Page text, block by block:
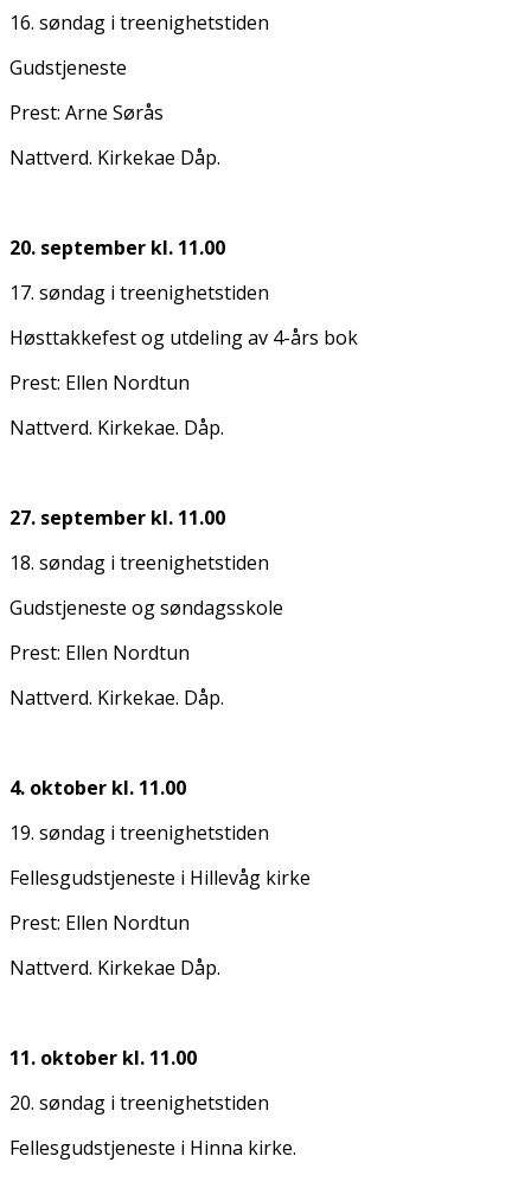
16. søndag i treenighetstiden
Gudstjeneste
Prest: Arne Sørås
Nattverd. Kirkekaffe Dåp.
20. september kl. 11.00
17. søndag i treenighetstiden
Høsttakkefest og utdeling av 4-års bok
Prest: Ellen Nordtun
Nattverd. Kirkekaffe. Dåp.
27. september kl. 11.00
18. søndag i treenighetstiden
Gudstjeneste og søndagsskole
Prest: Ellen Nordtun
Nattverd. Kirkekaffe. Dåp.
4. oktober kl. 11.00
19. søndag i treenighetstiden
Fellesgudstjeneste i Hillevåg kirke
Prest: Ellen Nordtun
Nattverd. Kirkekaffe Dåp.
11. oktober kl. 11.00
20. søndag i treenighetstiden
Fellesgudstjeneste i Hinna kirke.